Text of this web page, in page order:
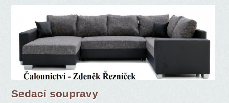
Sedací soupravy